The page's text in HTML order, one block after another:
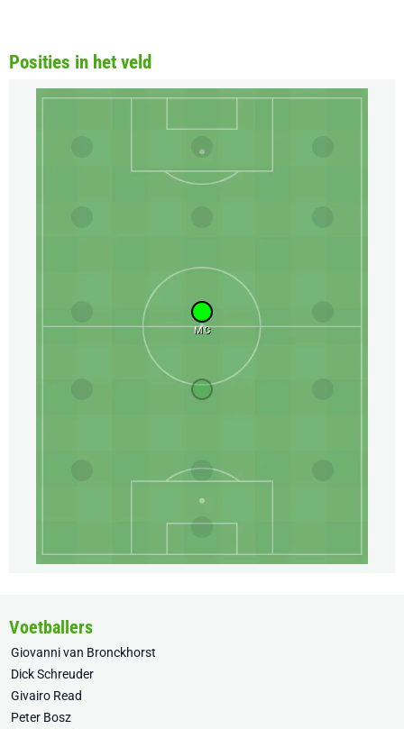
Posities in het veld
MC
Voetballers
Giovanni van Bronckhorst
Dick Schreuder
Givairo Read
Peter Bosz